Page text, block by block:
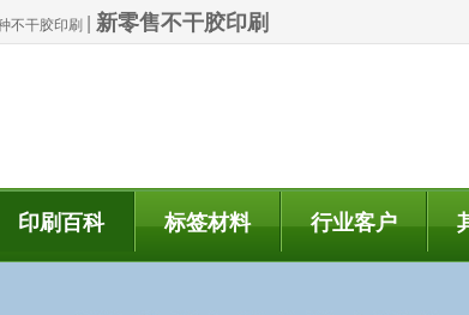
不干胶印刷 | 新零售不干胶印刷
印刷百科 标签材料 行业客户